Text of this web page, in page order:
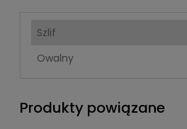
Szlif
Owalny
Produkty powiązane